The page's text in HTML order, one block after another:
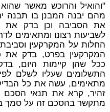
"והואיל והרוכש מאשר
מהם יבנה המבנן בו תבנה
את הסביבה וכן בדק את
לשביעות רצונו ומתאימים
החלות על המקרקעין
המקרקעין בפרט, בדק את
ככל שהן קיימות היום,
התשלומים שעליו לשלם
מתאימים, עשה את כל
זהיר, קרא את תנאי הסכם
מתקשר בהסכם זה על סמך